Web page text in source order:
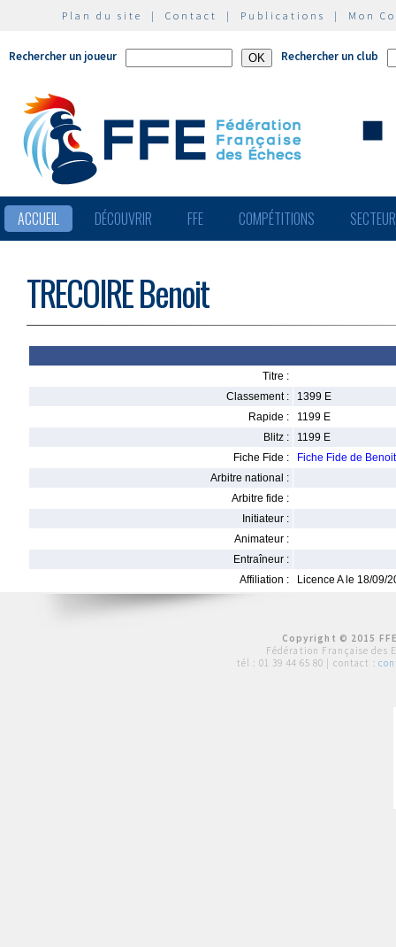
Plan du site | Contact | Publications | Mon
Rechercher un joueur Rechercher un club
ACCUEIL DÉCOUVRIR FFE COMPÉTITIONS
TRECOIRE Benoit
Titre :
Classement :
1399 E
Rapide :
1199 E
Blitz :
1199 E
Fiche Fide :
Fiche Fide de
Arbitre national :
Arbitre fide :
Initiateur :
Animateur :
Entraîneur :
Affiliation :
Licence A le 18/09/
Copyright © 2015
Fédération Française des
tél : 01 39 44 65 80 | contact :